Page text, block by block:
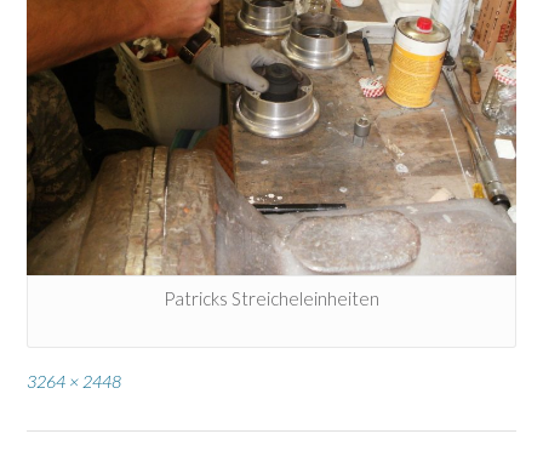
Patricks Streicheleinheiten
Full
3264 × 2448